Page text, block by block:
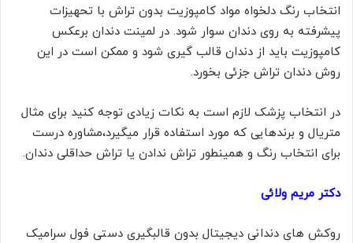
انتخاب رنگ دلخواه مواد کامپوزیت بدون تراش با تحهیزات
پیشرفته به روی دندان سوار شود. در لمینت دندان برعکس
کامپوزیت باید از دندان قالب گیری شود و ممکن است در این
روش دندان تراش جزئی بخورد.
در انتخاب پزشک لازم است به نکات زیادی توجه کنید برای مثال
متریال و برندهایی که مورد استفاده قرار میگیرد،مشاوره درست
برای انتخاب رنگ و همینطور تراش ندادن یا تراش حداقلی دندان.
دکتر مریم ولائی
روکش های دندانی دیجیتال بدون قالبگیری دستی فول سرامیک